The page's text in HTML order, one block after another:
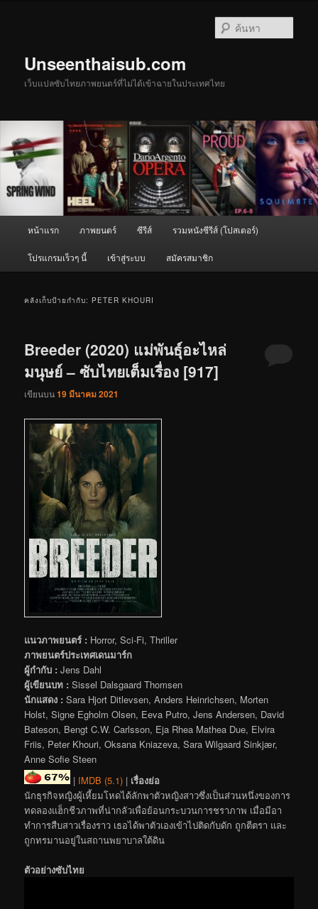
Unseenthaisub.com
เว็บแปลซับไทยภาพยนตร์ที่ไม่ได้เข้าฉายในประเทศไทย
หน้าแรก ภาพยนตร์ ซีรีส์ รวมหนังซีรีส์ (โปสเตอร์)
โปรแกรมเร็วๆ นี้ เข้าสู่ระบบ สมัครสมาชิก
คลังเก็บป้ายกำกับ: PETER KHOURI
Breeder (2020) แม่พันธุ์อะไหล่
มนุษย์ – ซับไทยเต็มเรื่อง [917]
เขียนบน19 มีนาคม 2021
แนวภาพยนตร์ : Horror, Sci-Fi, Thriller
ภาพยนตร์ประเทศเดนมาร์ก
ผู้กำกับ : Jens Dahl
ผู้เขียนบท : Sissel Dalsgaard Thomsen
นักแสดง : Sara Hjort Ditlevsen, Anders Heinrichsen, Morten
Holst, Signe Egholm Olsen, Eeva Putro, Jens Andersen, David
Bateson, Bengt C.W. Carlsson, Eja Rhea Mathea Due, Elvira
Friis, Peter Khouri, Oksana Kniazeva, Sara Wilgaard Sinkjær,
Anne Sofie Steen
| IMDB (5.1) | เรื่องย่อ
นักธุรกิจหญิงผู้เหี้ยมโหดได้ลักพาตัวหญิงสาวซึ่งเป็นส่วนหนึ่งของการ
ทดลองแฮ็กชีวภาพที่น่ากลัวเพื่อย้อนกระบวนการชราภาพ เมื่อมีอา
ทำการสืบสาวเรื่องราว เธอได้พาตัวเองเข้าไปติดกับดัก ถูกตีตรา และ
ถูกทรมานอยู่ในสถานพยาบาลใต้ดิน
ตัวอย่างซับไทย